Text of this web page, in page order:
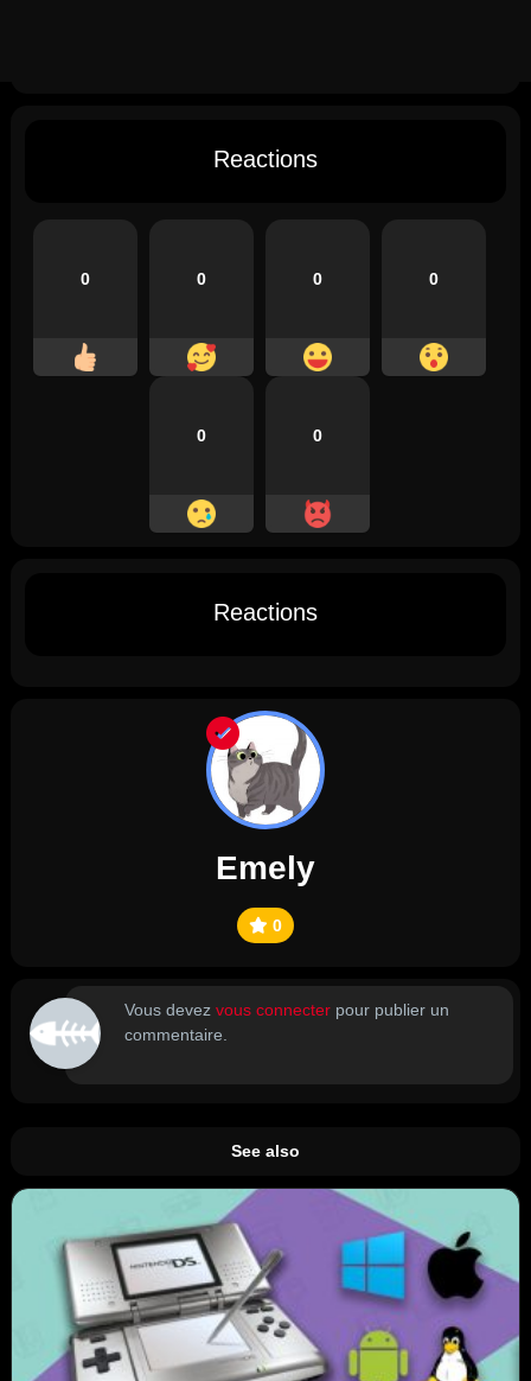
Reactions
0 0 0 0
0 0
Reactions
Emely
0
Vous devez vous connecterpour publier un
commentaire.
See also